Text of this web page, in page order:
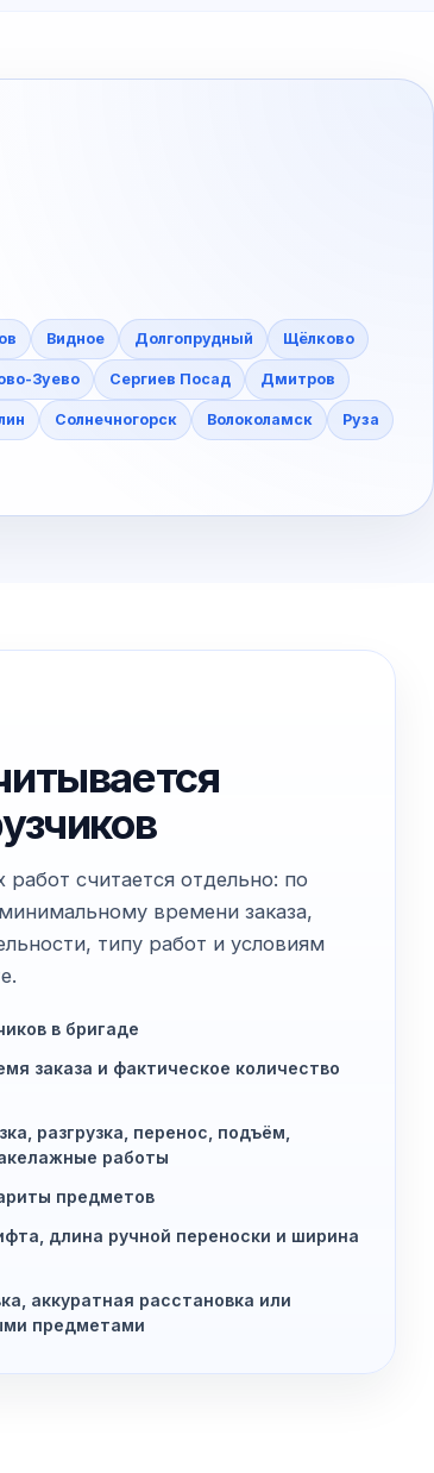
Видное Долгопрудный Щёлково
Зуево Сергиев Посад Дмитров
Солнечногорск Волоколамск Руза
считается отдельно: по
времени заказа,
типу работ и условиям
в бригаде
заказа и фактическое количество
разгрузка, перенос, подъём,
работы
предметов
длина ручной переноски и ширина
аккуратная расстановка или
предметами